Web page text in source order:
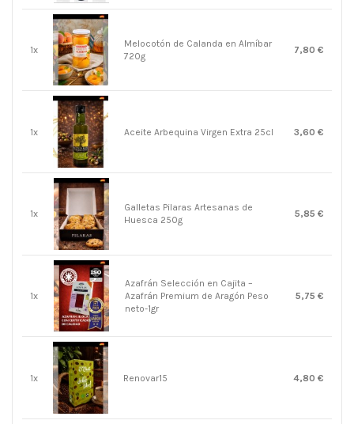
1x
Melocotón de Calanda en Almíbar
720g
7,80 €
1x Aceite Arbequina Virgen Extra 25cl 3,60 €
1x
Galletas Pilaras Artesanas de
Huesca 250g
5,85 €
1x
Azafrán Selección en Cajita –
Azafrán Premium de Aragón Peso
neto-1gr
5,75 €
1x Renovar15 4,80 €